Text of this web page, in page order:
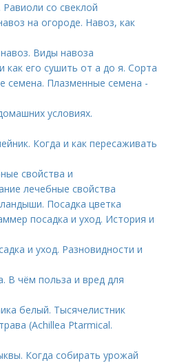
со свеклой
на огороде. Навоз, как
Виды навоза
как его сушить от а до я. Сорта
семена. Плазменные семена -
условиях.
Когда и как пересаживать
свойства и
лечебные свойства
Посадка цветка
посадка и уход. История и
и уход. Разновидности и
В чём польза и вред для
белый. Тысячелистник
(Achillea Ptarmical.
Когда собирать урожай